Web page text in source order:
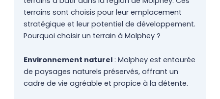
terrains sont choisis pour leur emplacement
stratégique et leur potentiel de développement.
Pourquoi choisir un terrain à Molphey ?
Environnement naturel: Molphey est entourée
de paysages naturels préservés, offrant un
cadre de vie agréable et propice à la détente.